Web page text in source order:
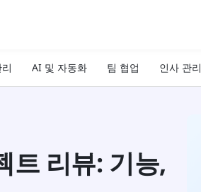
AI 및 자동화 팀 협업 인사 관리
트 리뷰: 기능,